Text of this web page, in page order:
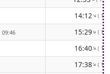
14:12↑(
15:29↑(
16:40↑(
17:38↑(